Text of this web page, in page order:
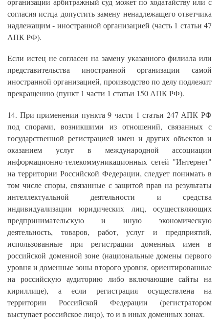
согласия истца допустить замену ненадлежащего ответчика
надлежащим - иностранной организацией (часть 1 статьи 47
АПК РФ).
Если истец не согласен на замену указанного филиала или
представительства иностранной организации самой
иностранной организацией, производство по делу подлежит
прекращению (пункт 1 части 1 статьи 150 АПК РФ).
14. При применении пункта 9 части 1 статьи 247 АПК РФ
под спорами, возникшими из отношений, связанных с
государственной регистрацией имен и других объектов и
оказанием услуг в международной ассоциации
информационно-телекоммуникационных сетей "Интернет"
на территории Российской Федерации, следует понимать в
том числе споры, связанные с защитой прав на результаты
интеллектуальной деятельности и средства
индивидуализации юридических лиц, осуществляющих
предпринимательскую и иную экономическую
деятельность, товаров, работ, услуг и предприятий,
использованные при регистрации доменных имен в
российской доменной зоне (национальные домены первого
уровня и доменные зоны второго уровня, ориентированные
на российскую аудиторию либо включающие сайты на
кириллице), а если регистрация осуществлена на
территории Российской Федерации (регистратором
выступает российское лицо), то и в иных доменных зонах.